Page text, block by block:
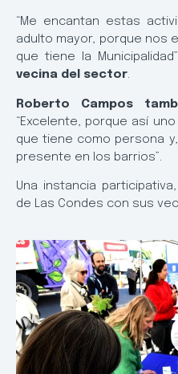
“Me encantan estas
adulto mayor, porque nos
que tiene la
vecina del sector.
Roberto Campos
“Excelente, porque así
que tiene como persona
presente en los barrios”.
Una instancia
de Las Condes con sus